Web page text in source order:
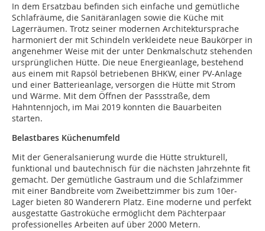
In dem Ersatzbau befinden sich einfache und gemütliche
Schlafräume, die Sanitäranlagen sowie die Küche mit
Lagerräumen. Trotz seiner modernen Architektursprache
harmoniert der mit Schindeln verkleidete neue Baukörper in
angenehmer Weise mit der unter Denkmalschutz stehenden
ursprünglichen Hütte. Die neue Energieanlage, bestehend
aus einem mit Rapsöl betriebenen BHKW, einer PV-Anlage
und einer Batterieanlage, versorgen die Hütte mit Strom
und Wärme. Mit dem Öffnen der Passstraße, dem
Hahntennjoch, im Mai 2019 konnten die Bauarbeiten
starten.
Belastbares Küchenumfeld
Mit der Generalsanierung wurde die Hütte strukturell,
funktional und bautechnisch für die nächsten Jahrzehnte fit
gemacht. Der gemütliche Gastraum und die Schlafzimmer
mit einer Bandbreite vom Zweibettzimmer bis zum 10er-
Lager bieten 80 Wanderern Platz. Eine moderne und perfekt
ausgestatte Gastroküche ermöglicht dem Pächterpaar
professionelles Arbeiten auf über 2000 Metern.